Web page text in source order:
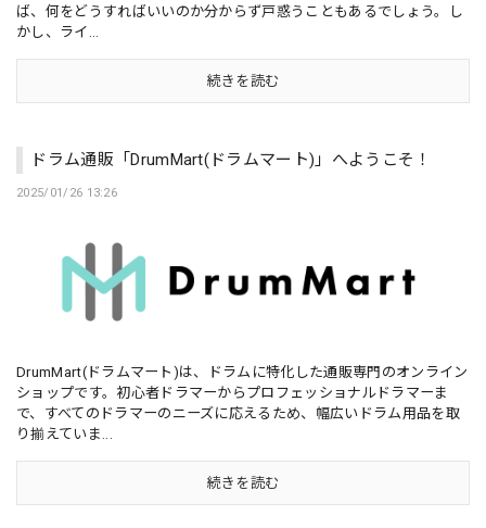
ば、何をどうすればいいのか分からず戸惑うこともあるでしょう。し
かし、ライ...
続きを読む
ドラム通販「DrumMart(ドラムマート)」へようこそ！
2025/01/26 13:26
DrumMart(ドラムマート)は、ドラムに特化した通販専門のオンライン
ショップです。初心者ドラマーからプロフェッショナルドラマーま
で、すべてのドラマーのニーズに応えるため、幅広いドラム用品を取
り揃えていま...
続きを読む